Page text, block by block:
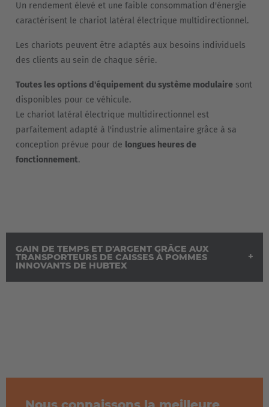
Un rendement élevé et une faible consommation d'énergie
caractérisent le chariot latéral électrique multidirectionnel.
Les chariots peuvent être adaptés aux besoins individuels
des clients au sein de chaque série.
Toutes les options d'équipement du système modulaire sont
disponibles pour ce véhicule.
Le chariot latéral électrique multidirectionnel est
parfaitement adapté à l'industrie alimentaire grâce à sa
conception prévue pour de longues heures de
fonctionnement.
GAIN DE TEMPS ET D'ARGENT GRÂCE AUX
TRANSPORTEURS DE CAISSES À POMMES
INNOVANTS DE HUBTEX